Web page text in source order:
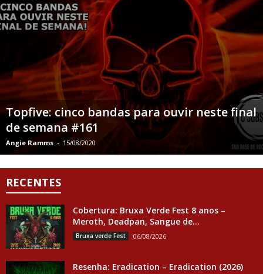
Topfive: cinco bandas para ouvir neste final
de semana #161
Angie Ramms - 15/08/2020
RECENTES
Cobertura: Bruxa Verde Fest 8 anos –
Meroth, Deadpan, Sangue de...
Bruxa verde Fest 06/08/2026
Resenha: Eradication – Eradication (2026)